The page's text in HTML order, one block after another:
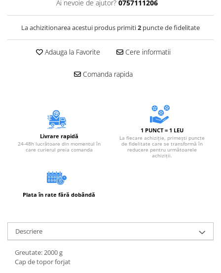
Accesorii electrice
Amestecatoare electrice
Scule de mana
Ciocane si topoare
Dalti, spituri, leviere
Accesorii si consumabile
Accesorii pentru polizare, slefuire
Biti
Organizatoare
Accesorii unelte
Role abrazive
Instrumente de masurat si trasat
Rigle si echere
Nivele
Rulete
Ai nevoie de ajutor? 0757111206
La achizitionarea acestui produs primiti2 puncte de fidelitate
Adauga la Favorite Cere informatii
Comanda rapida
Livrare rapidă
24-48h lucrătoare din momentul în
care curierul preia comanda
1 PUNCT = 1 LEU
La fiecare achiziție, primești puncte
de fidelitate care se transformă în
reducere pentru următoarele
achiziții.
Plata în rate fără dobândă
Descriere
Greutate: 2000 g
Cap de topor forjat